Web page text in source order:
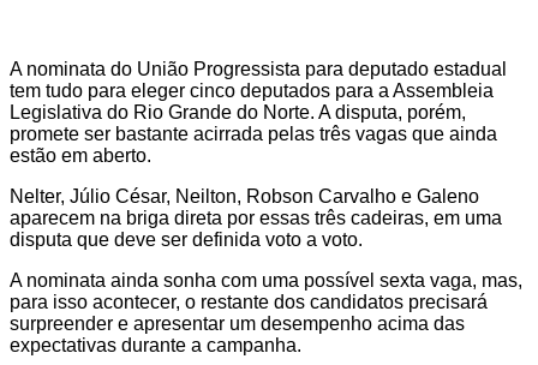
A nominata do União Progressista para deputado estadual
tem tudo para eleger cinco deputados para a Assembleia
Legislativa do Rio Grande do Norte. A disputa, porém,
promete ser bastante acirrada pelas três vagas que ainda
estão em aberto.
Nelter, Júlio César, Neilton, Robson Carvalho e Galeno
aparecem na briga direta por essas três cadeiras, em uma
disputa que deve ser definida voto a voto.
A nominata ainda sonha com uma possível sexta vaga, mas,
para isso acontecer, o restante dos candidatos precisará
surpreender e apresentar um desempenho acima das
expectativas durante a campanha.